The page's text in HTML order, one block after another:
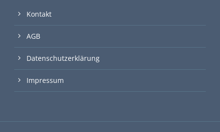
Kontakt
AGB
Datenschutzerklärung
Impressum